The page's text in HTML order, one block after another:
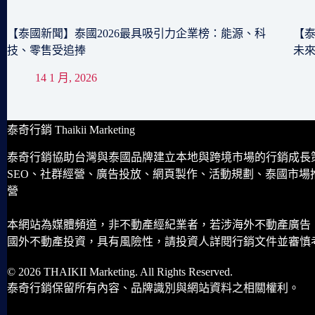
【泰國新聞】泰國2026最具吸引力企業榜：能源、科
技、零售受追捧
14 1 月, 2026
【
未
泰奇行銷 Thaikii Marketing
泰奇行銷協助台灣與泰國品牌建立本地與跨境市場的行銷成長
SEO、社群經營、廣告投放、網頁製作、活動規劃、泰國市
營
本網站為媒體頻道，非不動產經紀業者，若涉海外不動產廣告
國外不動產投資，具有風險性，請投資人詳閱行銷文件並審慎
© 2026 THAIKII Marketing. All Rights Reserved.
泰奇行銷保留所有內容、品牌識別與網站資料之相關權利。